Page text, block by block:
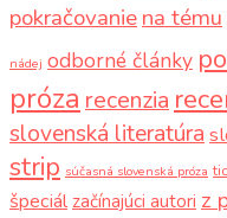
pokračovaniena tému
nádej odborné články
próza recenzia
slovenská literatúra
strip súčasná slovenská próza
špeciál začínajúci autori z